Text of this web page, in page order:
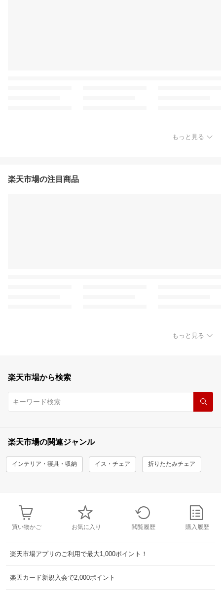
もっと見る
楽天市場の注目商品
もっと見る
楽天市場から検索
楽天市場の関連ジャンル
インテリア・寝具・収納 イス・チェア 折りたたみチェア
買い物かご お気に入り 閲覧履歴 購入履歴
楽天市場アプリのご利用で最大1,000ポイント！
楽天カード新規入会で2,000ポイント